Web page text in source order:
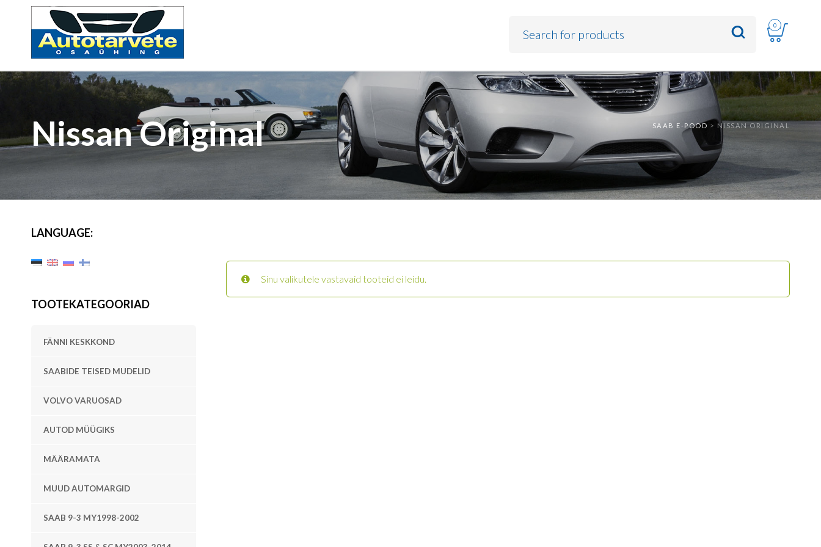
0
SAAB E-POOD > NISSAN ORIGINAL
Nissan Original
LANGUAGE:
TOOTEKATEGOORIAD
FÄNNI KESKKOND
SAABIDE TEISED MUDELID
VOLVO VARUOSAD
AUTOD MÜÜGIKS
MÄÄRAMATA
MUUD AUTOMARGID
SAAB 9-3 MY1998-2002
Sinu valikutele vastavaid tooteid ei leidu.